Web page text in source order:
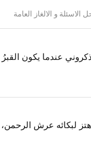
الاسئلة و الالغاز العامة
عندما يكون القبرُ
لبكائه عرش الرحمن،